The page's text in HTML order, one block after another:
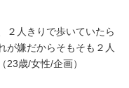
２人きりで歩いていたら
が嫌だからそもそも２人
23歳/女性/企画）